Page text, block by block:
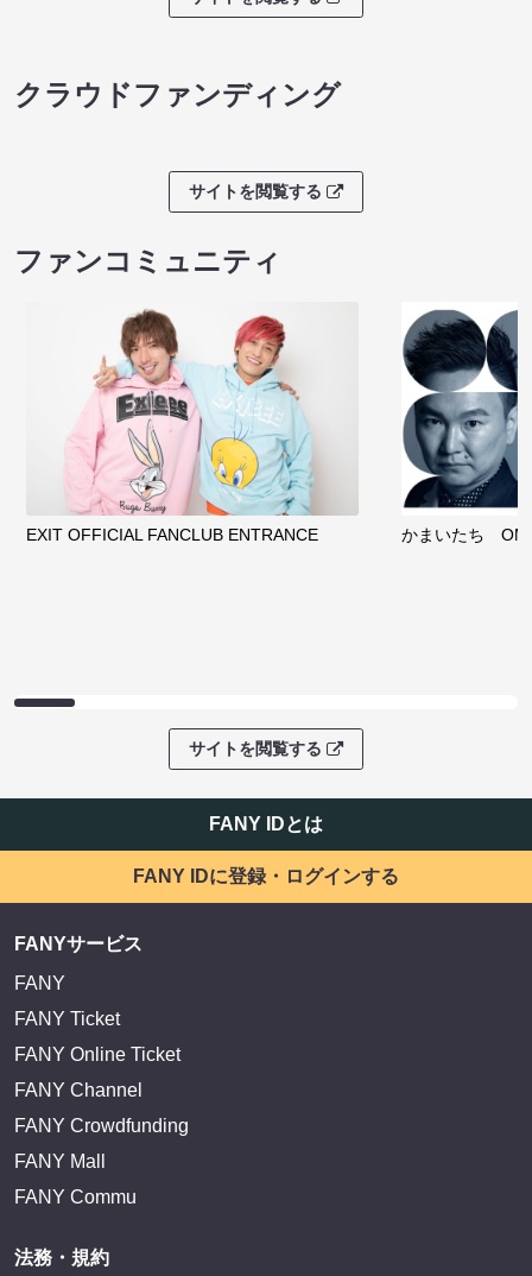
クラウドファンディング
サイトを閲覧する
ファンコミュニティ
EXIT OFFICIAL FANCLUB ENTRANCE かまいたち
サイトを閲覧する
FANY IDとは
FANY IDに登録・ログインする
FANYサービス
FANY
FANY Ticket
FANY Online Ticket
FANY Channel
FANY Crowdfunding
FANY Mall
FANY Commu
法務・規約